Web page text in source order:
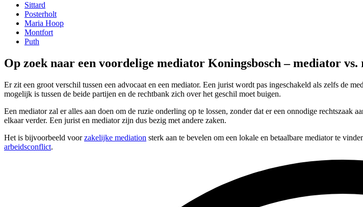
Sittard
Posterholt
Maria Hoop
Montfort
Puth
Op zoek naar een voordelige mediator Koningsbosch – mediator vs.
Er zit een groot verschil tussen een advocaat en een mediator. Een jurist wordt pas ingeschakeld als zelfs de
mogelijk is tussen de beide partijen en de rechtbank zich over het geschil moet buigen.
Een mediator zal er alles aan doen om de ruzie onderling op te lossen, zonder dat er een onnodige
elkaar verder. Een jurist en mediator zijn dus bezig met andere zaken.
Het is bijvoorbeeld voorzakelijke mediation sterk aan te bevelen om een lokale en betaalbare mediator te
arbeidsconflict.